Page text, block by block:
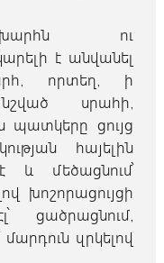
ու
է անվանել
որտեղ, ի
սրահի,
պատկերը ցույց
հայելին
և մեծացնում՝
խոշորացույցի
ցածրացնում,
զրկելով